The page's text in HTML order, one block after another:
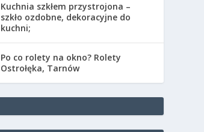
Kuchnia szkłem przystrojona –
szkło ozdobne, dekoracyjne do
kuchni;
Po co rolety na okno? Rolety
Ostrołęka, Tarnów